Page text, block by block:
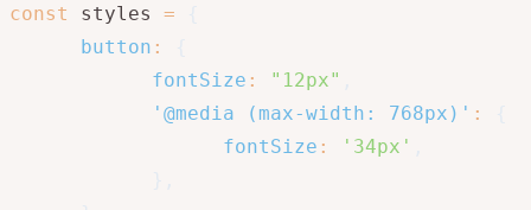
const styles =
button :
fontSize : "12px"
'@media (max-width: 768px)' :
fontSize : '34px'